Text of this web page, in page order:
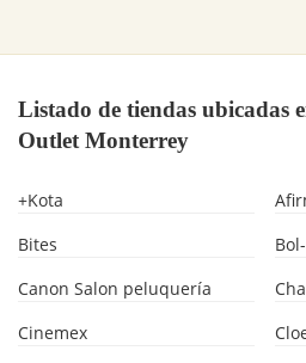
Listado de tiendas ubicadas
Outlet Monterrey
+Kota
Bites
Canon Salon peluquería
Cinemex